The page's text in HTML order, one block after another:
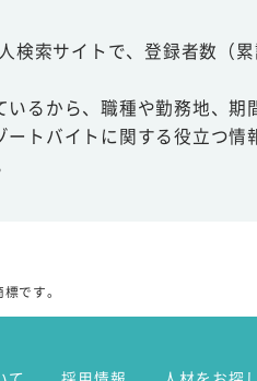
検索サイトで、登録者数（
るから、職種や勤務地、期
トバイトに関する役立つ情
です。